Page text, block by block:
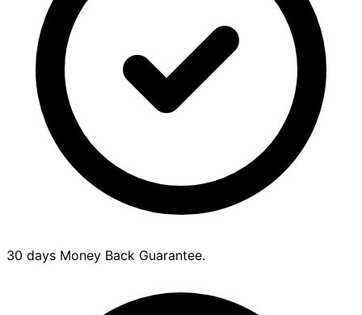
30 days Money Back Guarantee.